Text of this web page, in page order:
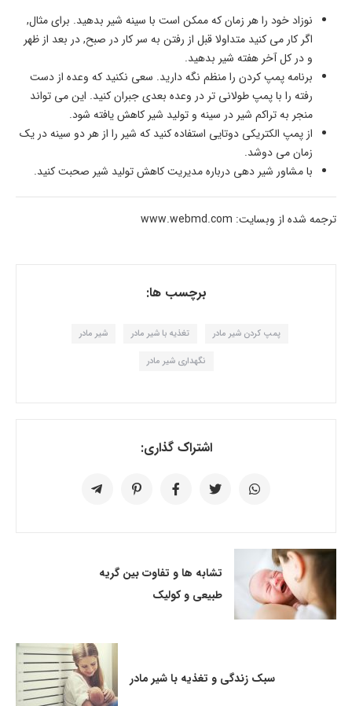
نوزاد خود را هر زمان که ممکن است با سینه شیر بدهید. برای مثال,
اگر کار می کنید متداولا قبل از رفتن به سر کار در صبح, در بعد از ظهر
و در کل آخر هفته شیر بدهید.
برنامه پمپ کردن را منظم نگه دارید. سعی نکنید که وعده از دست
رفته را با پمپ طولانی تر در وعده بعدی جبران کنید. این می تواند
منجر به تراکم شیر در سینه و تولید شیر کاهش یافته شود.
از پمپ الکتریکی دوتایی استفاده کنید که شیر را از هر دو سینه در یک
زمان می دوشد.
با مشاور شیر دهی درباره مدیریت کاهش تولید شیر صحبت کنید.
ترجمه شده از وبسایت: www.webmd.com
برچسب ها:
پمپ کردن شیر مادر تغذیه با شیر مادر شیر مادر
نگهداری شیر مادر
اشتراک گذاری:
تشابه ها و تفاوت بین گریه
طبیعی و کولیک
سبک زندگی و تغذیه با شیر مادر